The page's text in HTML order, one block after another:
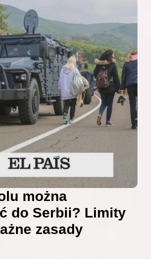
można
do Serbii? Limity
zasady